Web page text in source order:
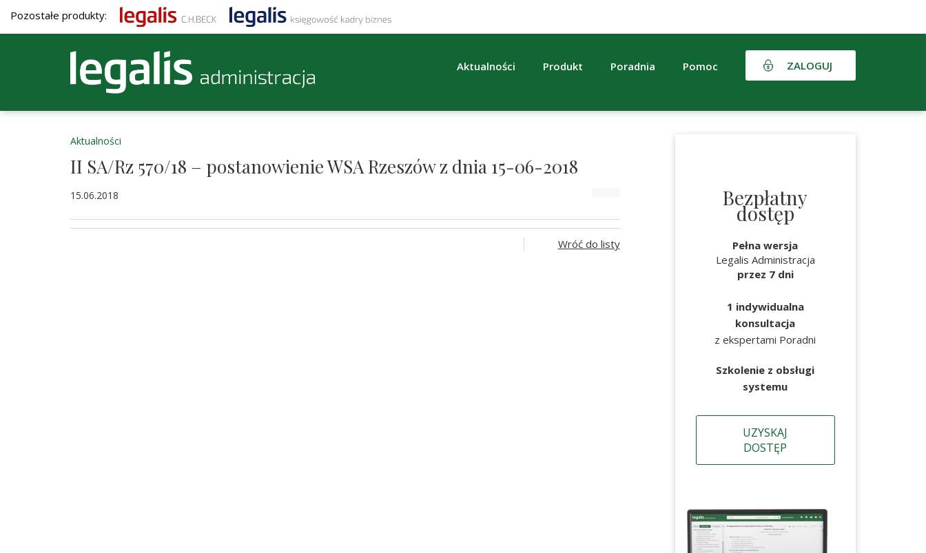
Pozostałe produkty:
Aktualności Produkt Poradnia Pomoc ZALOGUJ
Aktualności
II SA/Rz 570/18 – postanowienie WSA Rzeszów z dnia 15-06-2018
15.06.2018
Wróć do listy
Bezpłatny
dostęp
Pełna wersja
Legalis Administracja
przez 7 dni
1 indywidualna
konsultacja
z ekspertami Poradni
Szkolenie z obsługi
systemu
UZYSKAJ
DOSTĘP